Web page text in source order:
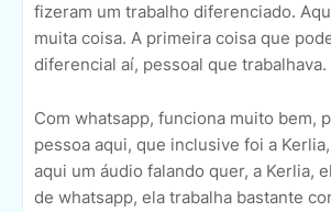
fizeram um trabalho diferenciado.
muita coisa. A primeira coisa que
diferencial aí, pessoal que trabalhava.
Com whatsapp, funciona muito bem,
pessoa aqui, que inclusive foi a
aqui um áudio falando quer, a Kerlia,
de whatsapp, ela trabalha bastante